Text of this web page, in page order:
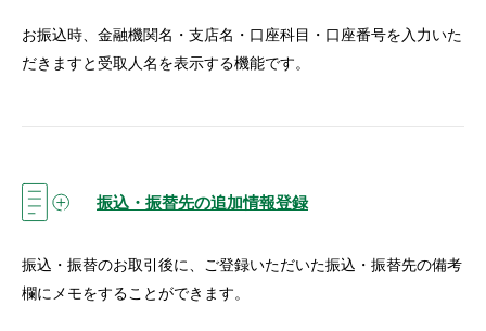
お振込時、金融機関名・支店名・口座科目・口座番号を入力いた
だきますと受取人名を表示する機能です。
振込・振替先の追加情報登録
振込・振替のお取引後に、ご登録いただいた振込・振替先の備考
欄にメモをすることができます。